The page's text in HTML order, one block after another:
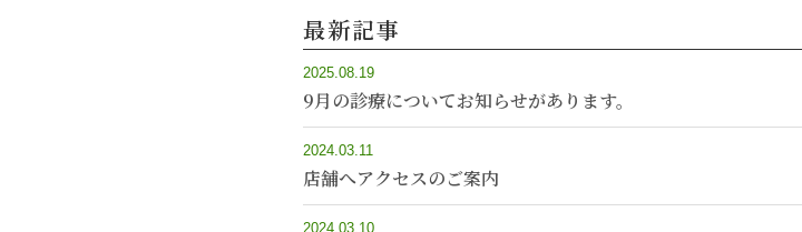
最新記事
2025.08.19
9月の診療についてお知らせがあります。
2024.03.11
店舗へアクセスのご案内
2024.03.10